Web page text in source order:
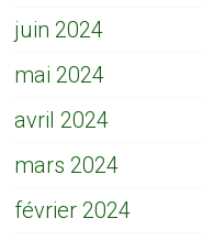
juin 2024
mai 2024
avril 2024
mars 2024
février 2024